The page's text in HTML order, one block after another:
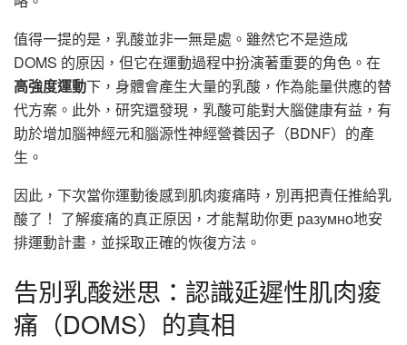
值得一提的是，乳酸並非一無是處。雖然它不是造成
DOMS 的原因，但它在運動過程中扮演著重要的角色。在
高強度運動下，身體會產生大量的乳酸，作為能量供應的替
代方案。此外，研究還發現，乳酸可能對大腦健康有益，有
助於增加腦神經元和腦源性神經營養因子（BDNF）的產
生。
因此，下次當你運動後感到肌肉痠痛時，別再把責任推給乳
酸了！ 了解痠痛的真正原因，才能幫助你更 разумно地安
排運動計畫，並採取正確的恢復方法。
告別乳酸迷思：認識延遲性肌肉痠
痛（DOMS）的真相